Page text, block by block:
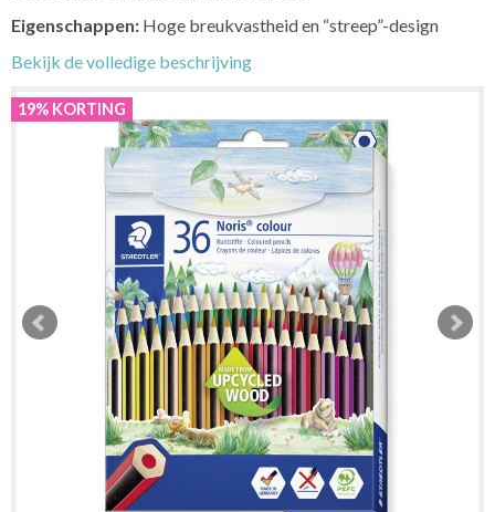
Eigenschappen: Hoge breukvastheid en “streep”-design
Bekijk de volledige beschrijving
19% KORTING